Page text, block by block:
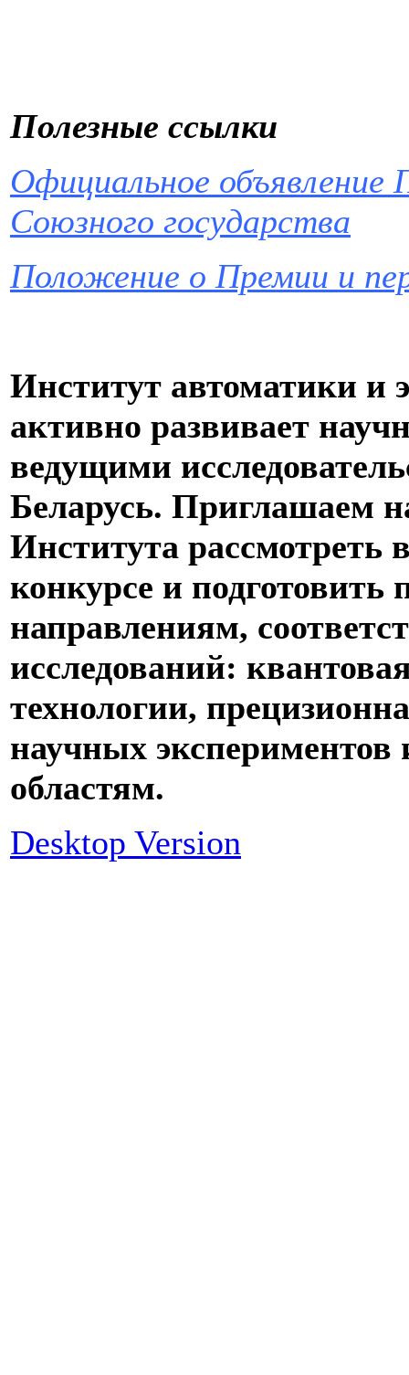
Полезные ссылки
Официальное
Союзного государства
Положение о Премии и
Институт автоматики
активно развивает
ведущими
Беларусь. Приглашаем
Института рассмотреть
конкурсе и подготовить
направлениям,
исследований:
технологии,
научных
областям.
Desktop Version